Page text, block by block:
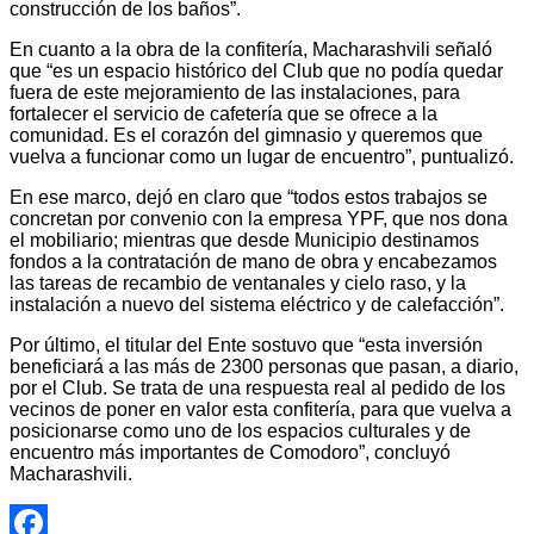
construcción de los baños”.
En cuanto a la obra de la confitería, Macharashvili señaló
que “es un espacio histórico del Club que no podía quedar
fuera de este mejoramiento de las instalaciones, para
fortalecer el servicio de cafetería que se ofrece a la
comunidad. Es el corazón del gimnasio y queremos que
vuelva a funcionar como un lugar de encuentro”, puntualizó.
En ese marco, dejó en claro que “todos estos trabajos se
concretan por convenio con la empresa YPF, que nos dona
el mobiliario; mientras que desde Municipio destinamos
fondos a la contratación de mano de obra y encabezamos
las tareas de recambio de ventanales y cielo raso, y la
instalación a nuevo del sistema eléctrico y de calefacción”.
Por último, el titular del Ente sostuvo que “esta inversión
beneficiará a las más de 2300 personas que pasan, a diario,
por el Club. Se trata de una respuesta real al pedido de los
vecinos de poner en valor esta confitería, para que vuelva a
posicionarse como uno de los espacios culturales y de
encuentro más importantes de Comodoro”, concluyó
Macharashvili.